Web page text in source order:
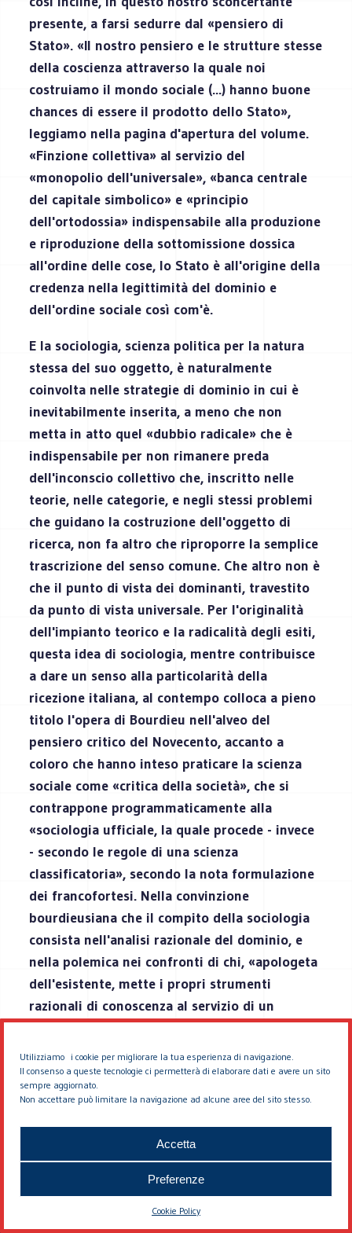
Utilizziamo i cookie per migliorare la tua esperienza di navigazione.
Il consenso a queste tecnologie ci permetterà di elaborare dati e avere un sito
sempre aggiornato.
Non accettare può limitare la navigazione ad alcune aree del sito stesso.
Accetta
Preferenze
Cookie Policy
presente, a farsi sedurre dal «pensiero di
Stato». «Il nostro pensiero e le strutture stesse
della coscienza attraverso la quale noi
costruiamo il mondo sociale (...) hanno buone
chances di essere il prodotto dello Stato»,
leggiamo nella pagina d'apertura del volume.
«Finzione collettiva» al servizio del
«monopolio dell'universale», «banca centrale
del capitale simbolico» e «principio
dell'ortodossia» indispensabile alla produzione
e riproduzione della sottomissione dossica
all'ordine delle cose, lo Stato è all'origine della
credenza nella legittimità del dominio e
dell'ordine sociale così com'è.
E la sociologia, scienza politica per la natura
stessa del suo oggetto, è naturalmente
coinvolta nelle strategie di dominio in cui è
inevitabilmente inserita, a meno che non
metta in atto quel «dubbio radicale» che è
indispensabile per non rimanere preda
dell'inconscio collettivo che, inscritto nelle
teorie, nelle categorie, e negli stessi problemi
che guidano la costruzione dell'oggetto di
ricerca, non fa altro che riproporre la semplice
trascrizione del senso comune. Che altro non è
che il punto di vista dei dominanti, travestito
da punto di vista universale. Per l'originalità
dell'impianto teorico e la radicalità degli esiti,
questa idea di sociologia, mentre contribuisce
a dare un senso alla particolarità della
ricezione italiana, al contempo colloca a pieno
titolo l'opera di Bourdieu nell'alveo del
pensiero critico del Novecento, accanto a
coloro che hanno inteso praticare la scienza
sociale come «critica della società», che si
contrappone programmaticamente alla
«sociologia ufficiale, la quale procede - invece
- secondo le regole di una scienza
classificatoria», secondo la nota formulazione
dei francofortesi. Nella convinzione
bourdieusiana che il compito della sociologia
consista nell'analisi razionale del dominio, e
nella polemica nei confronti di chi, «apologeta
dell'esistente, mette i propri strumenti
razionali di conoscenza al servizio di un
dominio sempre più razionalizzato» (
Méditations pascaliennes
), non possiamo
mancare di scorgere uno dei motivi di fondo
dell'accoglienza così poco ospitale che l'Italia
ARTICOLI CORRELATI